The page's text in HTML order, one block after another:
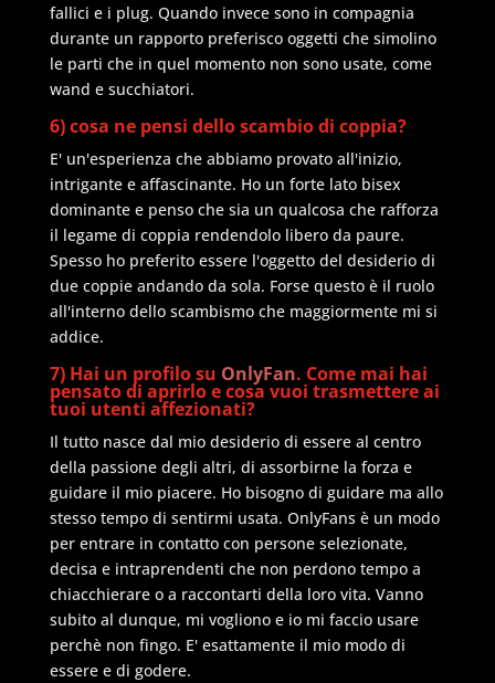
fallici e i plug. Quando invece sono in compagnia
durante un rapporto preferisco oggetti che simolino
le parti che in quel momento non sono usate, come
wand e succhiatori.
6) cosa ne pensi dello scambio di coppia?
E' un'esperienza che abbiamo provato all'inizio,
intrigante e affascinante. Ho un forte lato bisex
dominante e penso che sia un qualcosa che rafforza
il legame di coppia rendendolo libero da paure.
Spesso ho preferito essere l'oggetto del desiderio di
due coppie andando da sola. Forse questo è il ruolo
all'interno dello scambismo che maggiormente mi si
addice.
7) Hai un profilo su OnlyFan. Come mai hai
pensato di aprirlo e cosa vuoi trasmettere ai
tuoi utenti affezionati?
Il tutto nasce dal mio desiderio di essere al centro
della passione degli altri, di assorbirne la forza e
guidare il mio piacere. Ho bisogno di guidare ma allo
stesso tempo di sentirmi usata. OnlyFans è un modo
per entrare in contatto con persone selezionate,
decisa e intraprendenti che non perdono tempo a
chiacchierare o a raccontarti della loro vita. Vanno
subito al dunque, mi vogliono e io mi faccio usare
perchè non fingo. E' esattamente il mio modo di
essere e di godere.